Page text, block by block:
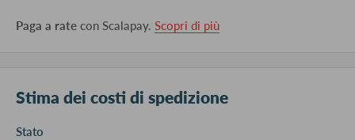
Paga a rate con Scalapay. Scopri di più
Stima dei costi di spedizione
Stato